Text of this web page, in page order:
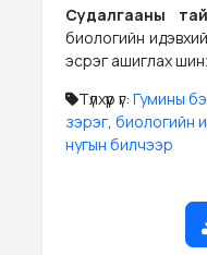
Судалгааны
биологийн
эсрэг ашиглах
Түлхүүр үг: Гумины
зэрэг, биологийн
нугын билчээр